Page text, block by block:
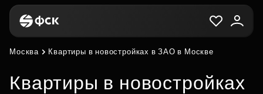
Москва Квартиры в новостройках в ЗАО в Москве
Квартиры в новостройках